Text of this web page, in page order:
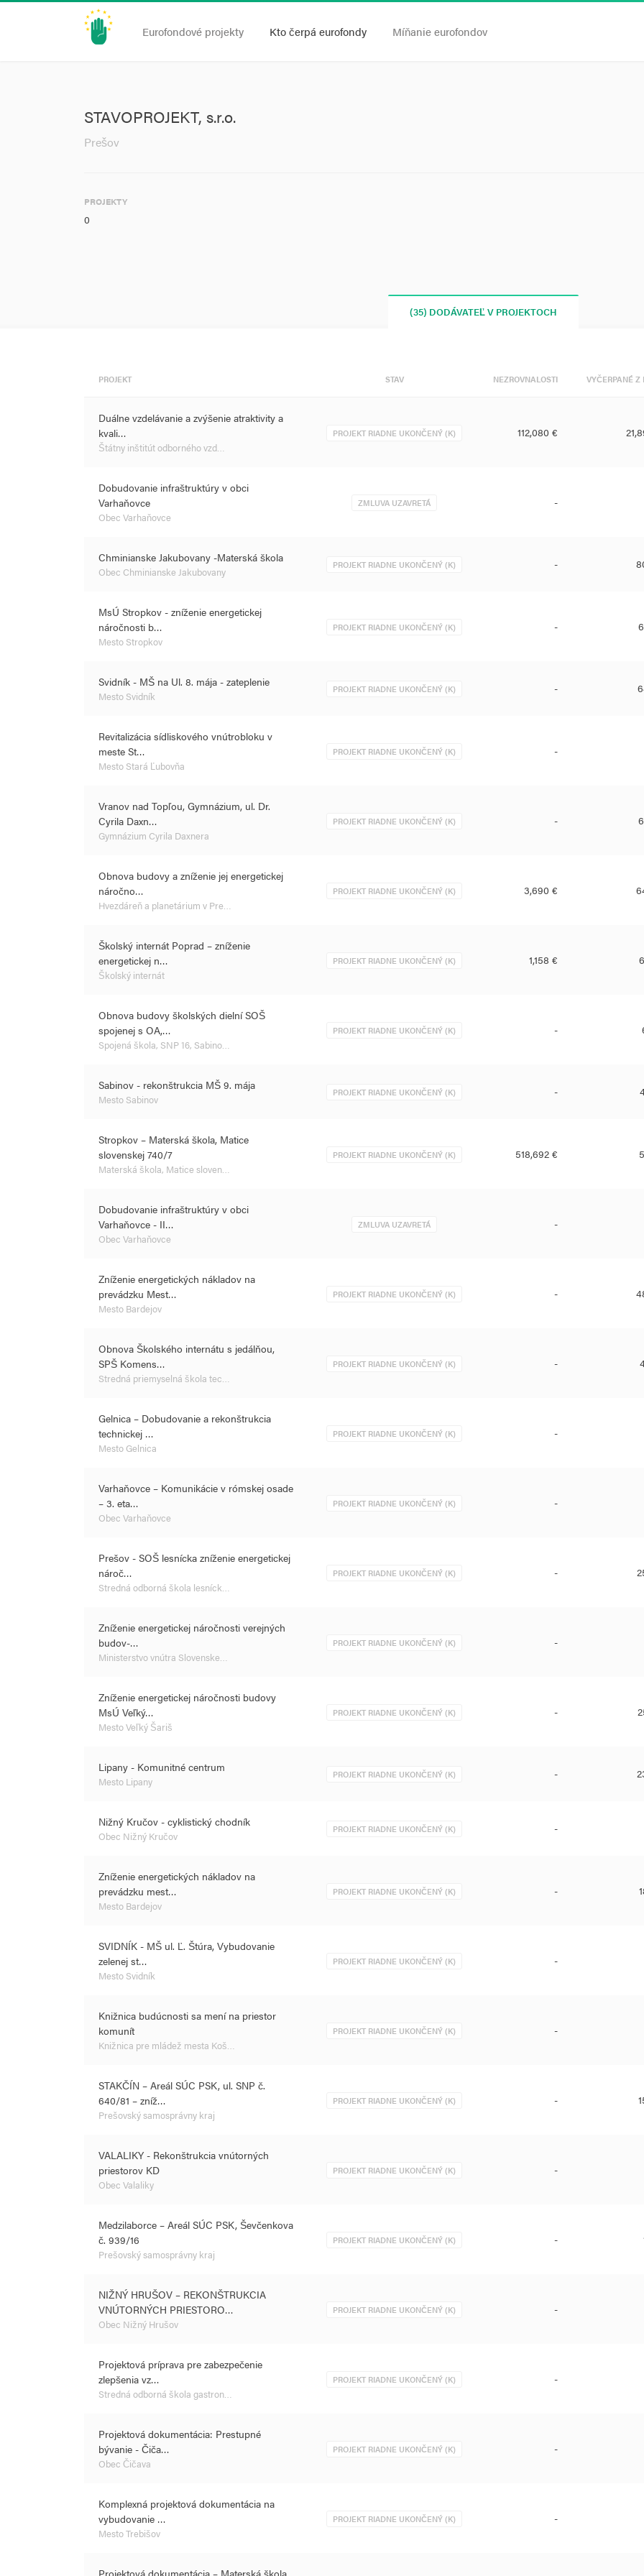
Eurofondové projekty Kto čerpá eurofondy Míňanie eurofondov
STAVOPROJEKT, s.r.o.
Prešov
PROJEKTY
0
(35) DODÁVATEĽ V PROJEKTOCH
PROJEKT STAV NEZROVNALOSTI VYČERPANÉ Z
Duálne vzdelávanie a zvýšenie atraktivity a
kvali…
Štátny inštitút odborného vzd…
PROJEKT RIADNE UKONČENÝ (K) 112,080 €
Dobudovanie infraštruktúry v obci
Varhaňovce
Obec Varhaňovce
ZMLUVA UZAVRETÁ -
Chminianske Jakubovany -Materská škola
Obec Chminianske Jakubovany
PROJEKT RIADNE UKONČENÝ (K) -
MsÚ Stropkov - zníženie energetickej
náročnosti b…
Mesto Stropkov
PROJEKT RIADNE UKONČENÝ (K) -
Svidník - MŠ na Ul. 8. mája - zateplenie
Mesto Svidník
PROJEKT RIADNE UKONČENÝ (K) -
Revitalizácia sídliskového vnútrobloku v
meste St…
Mesto Stará Ľubovňa
PROJEKT RIADNE UKONČENÝ (K) -
Vranov nad Topľou, Gymnázium, ul. Dr.
Cyrila Daxn…
Gymnázium Cyrila Daxnera
PROJEKT RIADNE UKONČENÝ (K) -
Obnova budovy a zníženie jej energetickej
náročno…
Hvezdáreň a planetárium v Pre…
PROJEKT RIADNE UKONČENÝ (K) 3,690 €
Školský internát Poprad – zníženie
energetickej n…
Školský internát
PROJEKT RIADNE UKONČENÝ (K) 1,158 €
Obnova budovy školských dielní SOŠ
spojenej s OA,…
Spojená škola, SNP 16, Sabino…
PROJEKT RIADNE UKONČENÝ (K) -
Sabinov - rekonštrukcia MŠ 9. mája
Mesto Sabinov
PROJEKT RIADNE UKONČENÝ (K) -
Stropkov – Materská škola, Matice
slovenskej 740/7
Materská škola, Matice sloven…
PROJEKT RIADNE UKONČENÝ (K) 518,692 €
Dobudovanie infraštruktúry v obci
Varhaňovce - II…
Obec Varhaňovce
ZMLUVA UZAVRETÁ -
Zníženie energetických nákladov na
prevádzku Mest…
Mesto Bardejov
PROJEKT RIADNE UKONČENÝ (K) -
Obnova Školského internátu s jedálňou,
SPŠ Komens…
Stredná priemyselná škola tec…
PROJEKT RIADNE UKONČENÝ (K) -
Gelnica – Dobudovanie a rekonštrukcia
technickej …
Mesto Gelnica
PROJEKT RIADNE UKONČENÝ (K) -
Varhaňovce – Komunikácie v rómskej osade
– 3. eta…
Obec Varhaňovce
PROJEKT RIADNE UKONČENÝ (K) -
Prešov - SOŠ lesnícka zníženie energetickej
nároč…
Stredná odborná škola lesníck…
PROJEKT RIADNE UKONČENÝ (K) -
Zníženie energetickej náročnosti verejných
budov-…
Ministerstvo vnútra Slovenske…
PROJEKT RIADNE UKONČENÝ (K) -
Zníženie energetickej náročnosti budovy
MsÚ Veľký…
Mesto Veľký Šariš
PROJEKT RIADNE UKONČENÝ (K) -
Lipany - Komunitné centrum
Mesto Lipany
PROJEKT RIADNE UKONČENÝ (K) -
Nižný Kručov - cyklistický chodník
Obec Nižný Kručov
PROJEKT RIADNE UKONČENÝ (K) -
Zníženie energetických nákladov na
prevádzku mest…
Mesto Bardejov
PROJEKT RIADNE UKONČENÝ (K) -
SVIDNÍK - MŠ ul. Ľ. Štúra, Vybudovanie
zelenej st…
Mesto Svidník
PROJEKT RIADNE UKONČENÝ (K) -
Knižnica budúcnosti sa mení na priestor
komunít
Knižnica pre mládež mesta Koš…
PROJEKT RIADNE UKONČENÝ (K) -
STAKČÍN – Areál SÚC PSK, ul. SNP č.
640/81 – zníž…
Prešovský samosprávny kraj
PROJEKT RIADNE UKONČENÝ (K) -
VALALIKY - Rekonštrukcia vnútorných
priestorov KD
Obec Valaliky
PROJEKT RIADNE UKONČENÝ (K) -
Medzilaborce – Areál SÚC PSK, Ševčenkova
č. 939/16
Prešovský samosprávny kraj
PROJEKT RIADNE UKONČENÝ (K) -
NIŽNÝ HRUŠOV – REKONŠTRUKCIA
VNÚTORNÝCH PRIESTORO…
Obec Nižný Hrušov
PROJEKT RIADNE UKONČENÝ (K) -
Projektová príprava pre zabezpečenie
zlepšenia vz…
Stredná odborná škola gastron…
PROJEKT RIADNE UKONČENÝ (K) -
Projektová dokumentácia: Prestupné
bývanie - Čiča…
Obec Čičava
PROJEKT RIADNE UKONČENÝ (K) -
Komplexná projektová dokumentácia na
vybudovanie …
Mesto Trebišov
PROJEKT RIADNE UKONČENÝ (K) -
Projektová dokumentácia – Materská škola